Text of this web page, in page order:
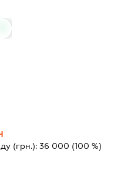
(грн.):36 000 (100 %)